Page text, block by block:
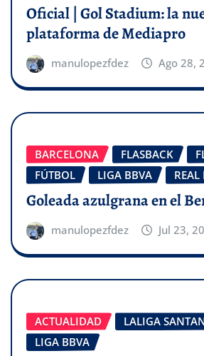
Oficial | Gol Stadium: la
plataforma de Mediapro
manulopezfdez Ago 28,
BARCELONA FLASBACK
FÚTBOL
LIGA BBVA
Goleada azulgrana en el
manulopezfdez Jul 23,
ACTUALIDAD
LALIGA
LIGA BBVA